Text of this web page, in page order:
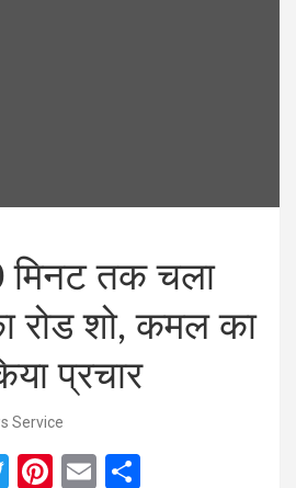
मिनट तक चला
रोड शो, कमल का
प्रचार
Service
T
Pi E